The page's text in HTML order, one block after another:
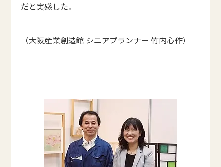
だと実感した。
（大阪産業創造館 シニアプランナー 竹内心作）